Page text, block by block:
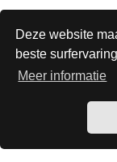
Deze website
beste
Meer informatie